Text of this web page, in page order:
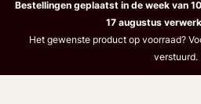
Bestellingen geplaatst in de week van
17 augustus
Het gewenste product op voorraad?
verstuurd.